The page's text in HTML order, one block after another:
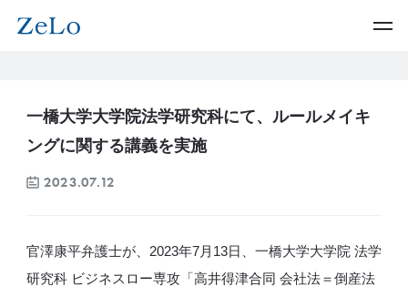
一橋大学大学院法学研究科にて、ルールメイキ
ングに関する講義を実施
2023.07.12
官澤康平弁護士が、2023年7月13日、一橋大学大学院 法学
研究科 ビジネスロー専攻「高井得津合同 会社法＝倒産法